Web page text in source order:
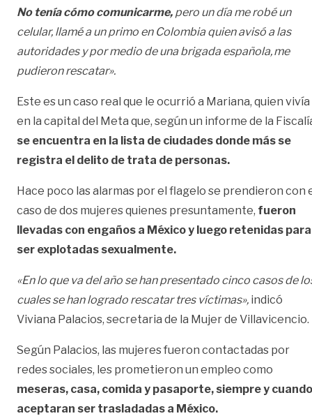
No tenía cómo comunicarme, pero un día me robé un
celular, llamé a un primo en Colombia quien avisó a las
autoridades y por medio de una brigada española, me
pudieron rescatar».
Este es un caso real que le ocurrió a Mariana, quien vivía
en la capital del Meta que, según un informe de la
se encuentra en la lista de ciudades donde más se
registra el delito de trata de personas.
Hace poco las alarmas por el flagelo se prendieron con
caso de dos mujeres quienes presuntamente, fueron
llevadas con engaños a México y luego retenidas para
ser explotadas sexualmente.
«En lo que va del año se han presentado cinco casos de
cuales se han logrado rescatar tres víctimas», indicó
Viviana Palacios, secretaria de la Mujer de Villavicencio.
Según Palacios, las mujeres fueron contactadas por
redes sociales, les prometieron un empleo como
meseras, casa, comida y pasaporte, siempre y cuando
aceptaran ser trasladadas a México.